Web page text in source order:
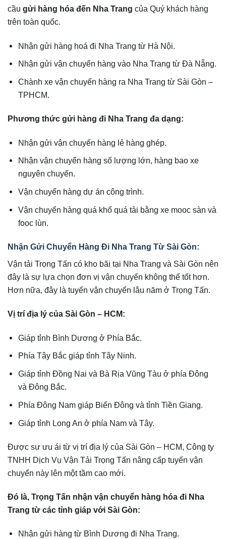
cầu gửi hàng hóa đến Nha Trang của Quý khách hàng
trên toàn quốc.
Nhận gửi hàng hoá đi Nha Trang từ Hà Nội.
Nhận gửi vận chuyển hàng vào Nha Trang từ Đà Nẵng.
Chành xe vận chuyển hàng ra Nha Trang từ Sài Gòn –
TPHCM.
Phương thức gửi hàng đi Nha Trang đa dạng:
Nhận gửi vận chuyển hàng lẻ hàng ghép.
Nhận vận chuyển hàng số lượng lớn, hàng bao xe
nguyên chuyến.
Vận chuyển hàng dự án công trình.
Vận chuyển hàng quá khổ quá tải bằng xe mooc sàn và
fooc lùn.
Nhận Gửi Chuyển Hàng Đi Nha Trang Từ Sài Gòn:
Vận tải Trọng Tấn có kho bãi tại Nha Trang và Sài Gòn nên
đây là sự lựa chọn đơn vị vận chuyển không thể tốt hơn.
Hơn nữa, đây là tuyến vận chuyển lâu năm ở Trọng Tấn.
Vị trí địa lý của Sài Gòn – HCM:
Giáp tỉnh Bình Dương ở Phía Bắc.
Phía Tây Bắc giáp tỉnh Tây Ninh.
Giáp tỉnh Đồng Nai và Bà Rịa Vũng Tàu ở phía Đông
và Đông Bắc.
Phía Đông Nam giáp Biển Đông và tỉnh Tiền Giang.
Giáp tỉnh Long An ở phía Nam và Tây.
Được sự ưu ái từ vị trí địa lý của Sài Gòn – HCM, Công ty
TNHH Dịch Vụ Vận Tải Trọng Tấn nâng cấp tuyến vận
chuyển này lên một tầm cao mới.
Đó là, Trọng Tấn nhận vận chuyển hàng hóa đi Nha
Trang từ các tỉnh giáp với Sài Gòn:
Nhận gửi hàng từ Bình Dương đi Nha Trang.